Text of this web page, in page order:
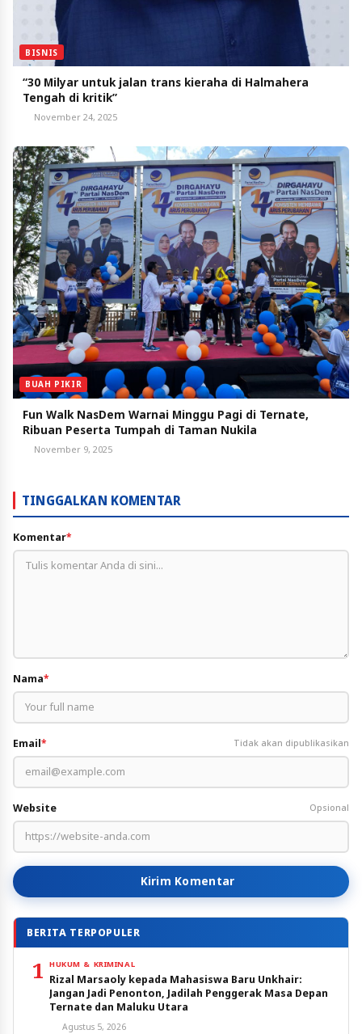
BISNIS
“30 Milyar untuk jalan trans kieraha di Halmahera
Tengah di kritik”
November 24, 2025
BUAH PIKIR
Fun Walk NasDem Warnai Minggu Pagi di Ternate,
Ribuan Peserta Tumpah di Taman Nukila
November 9, 2025
TINGGALKAN KOMENTAR
Komentar*
Nama*
Email* Tidak akan dipublikasikan
Website Opsional
Kirim Komentar
BERITA TERPOPULER
1 HUKUM & KRIMINAL
Rizal Marsaoly kepada Mahasiswa Baru Unkhair:
Jangan Jadi Penonton, Jadilah Penggerak Masa Depan
Ternate dan Maluku Utara
Agustus 5, 2026